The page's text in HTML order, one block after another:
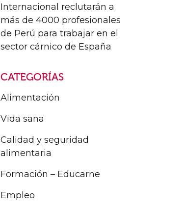
Internacional reclutarán a
más de 4000 profesionales
de Perú para trabajar en el
sector cárnico de España
CATEGORÍAS
Alimentación
Vida sana
Calidad y seguridad
alimentaria
Formación – Educarne
Empleo